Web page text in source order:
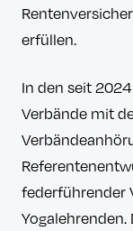
erfüllen.
In den seit
Verbände mit
federführender